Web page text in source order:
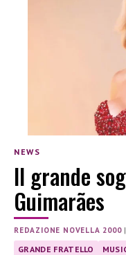
NEWS
Il grande
Guimarães
REDAZIONE NOVELLA 2000|
GRANDE FRATELLO